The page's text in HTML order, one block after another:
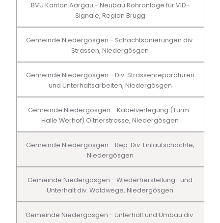
BVU Kanton Aargau - Neubau Rohranlage für VID-
Signale, Region Brugg
Gemeinde Niedergösgen - Schachtsanierungen div.
Strassen, Niedergösgen
Gemeinde Niedergösgen - Div. Strassenreparaturen
und Unterhaltsarbeiten, Niedergösgen
Gemeinde Niedergösgen - Kabelverlegung (Turm-
Halle Werhof) Oltnerstrasse, Niedergösgen
Gemeinde Niedergösgen - Rep. Div. Einlaufschächte,
Niedergösgen
Gemeinde Niedergösgen - Wiederherstellung- und
Unterhalt div. Waldwege, Niedergösgen
Gemeinde Niedergösgen - Unterhalt und Umbau div.